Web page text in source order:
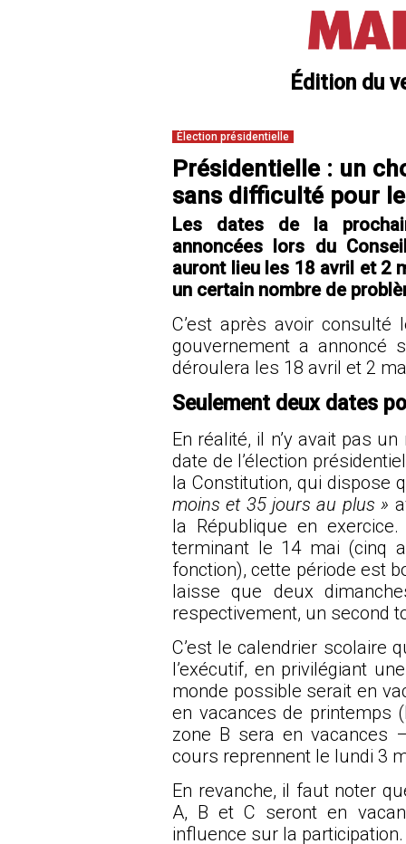
Édition du
Élection présidentielle
Présidentielle : un
sans difficulté pour
Les dates de la
annoncées lors du
auront lieu les 18 avril et 2
un certain nombre de
C’est après avoir
gouvernement a annoncé
déroulera les 18 avril et 2
Seulement deux dates
En réalité, il n’y avait pas
date de l’élection
la Constitution, qui dispose
moins et 35 jours au plus »
la République en
terminant le 14 mai (cinq
fonction), cette période est
laisse que deux
respectivement, un second
C’est le calendrier scolaire
l’exécutif, en privilégiant
monde possible serait en
en vacances de printemps
zone B sera en vacances
cours reprennent le lundi 3
En revanche, il faut noter
A, B et C seront en
influence sur la participation.